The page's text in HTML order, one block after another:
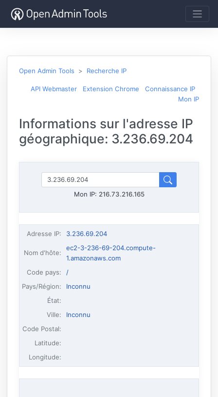
Open Admin Tools Recherche IP
API Webmaster Extension Chrome
Connaissance IP
Mon IP
Informations sur l'adresse IP
géographique: 3.236.69.204
Mon IP: 216.73.216.165
Adresse IP: 3.236.69.204
Nom d'hôte:
ec2-3-236-69-204.compute-
1.amazonaws.com
Code pays:
/
Pays/Région:
Inconnu
État:
Ville:
Inconnu
Code Postal:
Latitude:
Longitude: